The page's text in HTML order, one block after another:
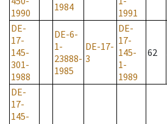
1990
1984
1991
DE-
17-
145-
301-
1988
DE-6-
1-
23888-
1985
DE-17-
3
DE-
17-
145-
1-
1989
62
DE-
17-
145-